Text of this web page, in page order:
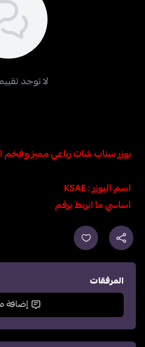
يوزر سناب شات رباعي مميز وفخم
اسم اليوزر : KSAE
اساسي ما انربط برقم
المرفقات
إضافة
لا توجد